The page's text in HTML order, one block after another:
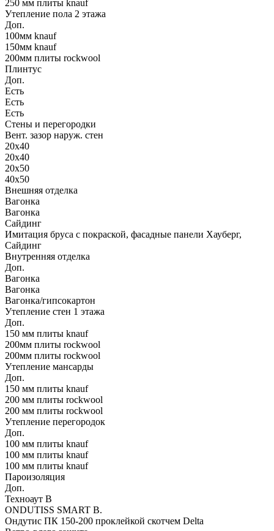
250 мм плиты knauf
Утепление пола 2 этажа
Доп.
100мм knauf
150мм knauf
200мм плиты rockwool
Плинтус
Доп.
Есть
Есть
Есть
Стены и перегородки
Вент. зазор наруж. стен
20х40
20х40
20х50
40х50
Внешняя отделка
Вагонка
Вагонка
Сайдинг
Имитация бруса с покраской, фасадные панели Хауберг,
Сайдинг
Внутренняя отделка
Доп.
Вагонка
Вагонка
Вагонка/гипсокартон
Утепление стен 1 этажа
Доп.
150 мм плиты knauf
200мм плиты rockwool
200мм плиты rockwool
Утепление мансарды
Доп.
150 мм плиты knauf
200 мм плиты rockwool
200 мм плиты rockwool
Утепление перегородок
Доп.
100 мм плиты knauf
100 мм плиты knauf
100 мм плиты knauf
Пароизоляция
Доп.
Техноаут В
ONDUTISS SMART В.
Ондутис ПК 150-200 проклейкой скотчем Delta